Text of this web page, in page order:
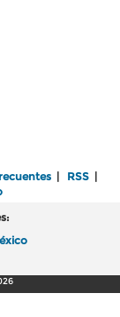
| RSS |